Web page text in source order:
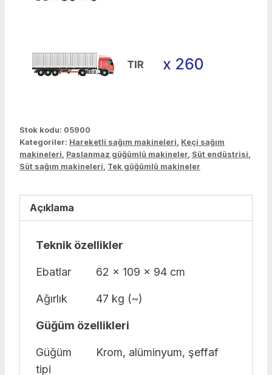
Stok kodu: 05900
Kategoriler: Hareketli sağım makineleri, Keçi sağım
makineleri, Paslanmaz güğümlü makineler, Süt endüstrisi,
Süt sağım makineleri, Tek güğümlü makineler
Açıklama
Teknik özellikler
Ebatlar 62 x 109 x 94 cm
Ağırlık 47 kg (~)
Güğüm özellikleri
Güğüm
tipi
Krom, alüminyum, şeffaf